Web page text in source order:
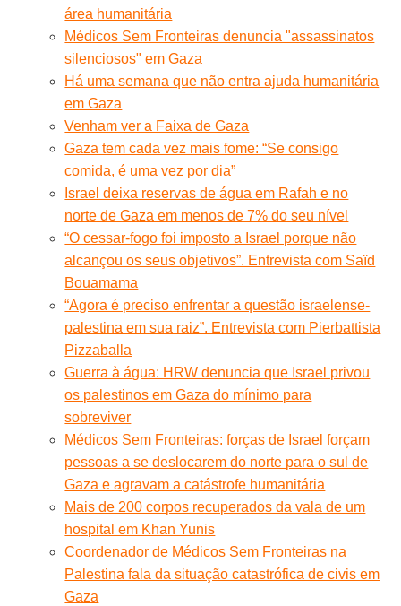
área humanitária
Médicos Sem Fronteiras denuncia "assassinatos
silenciosos" em Gaza
Há uma semana que não entra ajuda humanitária
em Gaza
Venham ver a Faixa de Gaza
Gaza tem cada vez mais fome: “Se consigo
comida, é uma vez por dia”
Israel deixa reservas de água em Rafah e no
norte de Gaza em menos de 7% do seu nível
“O cessar-fogo foi imposto a Israel porque não
alcançou os seus objetivos”. Entrevista com Saïd
Bouamama
“Agora é preciso enfrentar a questão israelense-
palestina em sua raiz”. Entrevista com Pierbattista
Pizzaballa
Guerra à água: HRW denuncia que Israel privou
os palestinos em Gaza do mínimo para
sobreviver
Médicos Sem Fronteiras: forças de Israel forçam
pessoas a se deslocarem do norte para o sul de
Gaza e agravam a catástrofe humanitária
Mais de 200 corpos recuperados da vala de um
hospital em Khan Yunis
Coordenador de Médicos Sem Fronteiras na
Palestina fala da situação catastrófica de civis em
Gaza